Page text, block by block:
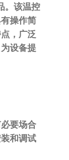
。该温控
操作简
，广泛
设备提
要场合
和调试